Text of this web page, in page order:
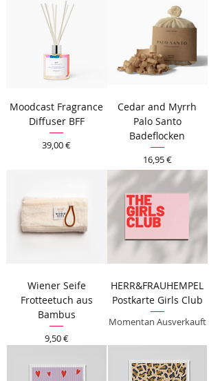
Moodcast Fragrance
Diffuser BFF
Preis
39,00 €
Cedar and Myrrh
Palo Santo
Badeflocken
Preis
16,95 €
Wiener Seife
Frotteetuch aus
Bambus
Preis
9,50 €
HERR&FRAUHEMPEL
Postkarte Girls Club
Momentan Ausverkauft